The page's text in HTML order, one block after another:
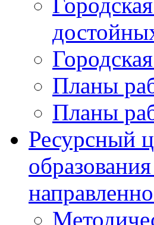
Планы
Планы
Ресурсный